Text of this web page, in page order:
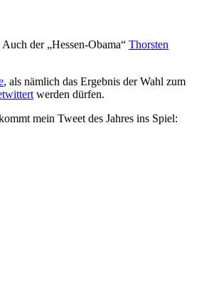
Auch der „Hessen-Obama“ Thorsten
, als nämlich das Ergebnis der Wahl zum
werden dürfen.
mein Tweet des Jahres ins Spiel: